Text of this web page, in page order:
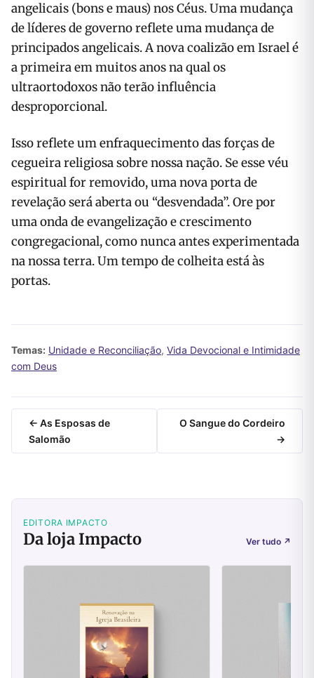
angelicais (bons e maus) nos Céus. Uma mudança
de líderes de governo reflete uma mudança de
principados angelicais. A nova coalizão em Israel é
a primeira em muitos anos na qual os
ultraortodoxos não terão influência
desproporcional.
Isso reflete um enfraquecimento das forças de
cegueira religiosa sobre nossa nação. Se esse véu
espiritual for removido, uma nova porta de
revelação será aberta ou “desvendada”. Ore por
uma onda de evangelização e crescimento
congregacional, como nunca antes experimentada
na nossa terra. Um tempo de colheita está às
portas.
Temas: Unidade e Reconciliação, Vida Devocional e Intimidade
com Deus
← As Esposas de
Salomão
O Sangue do Cordeiro
→
EDITORA IMPACTO
Da loja Impacto Ver tudo ↗